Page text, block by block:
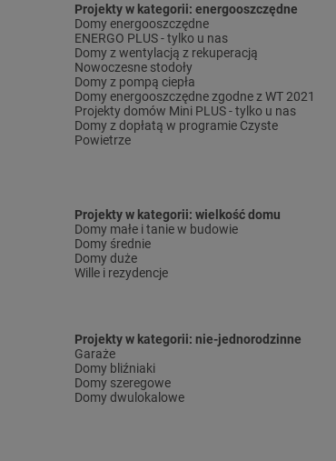
Projekty w kategorii: energooszczędne
Domy energooszczędne
ENERGO PLUS - tylko u nas
Domy z wentylacją z rekuperacją
Nowoczesne stodoły
Domy z pompą ciepła
Domy energooszczędne zgodne z WT 2021
Projekty domów Mini PLUS - tylko u nas
Domy z dopłatą w programie Czyste
Powietrze
Projekty w kategorii: wielkość domu
Domy małe i tanie w budowie
Domy średnie
Domy duże
Wille i rezydencje
Projekty w kategorii: nie-jednorodzinne
Garaże
Domy bliźniaki
Domy szeregowe
Domy dwulokalowe